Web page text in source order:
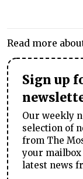
Read more
Sign up
Our weekly
selection of
from The
your mailbox
latest news